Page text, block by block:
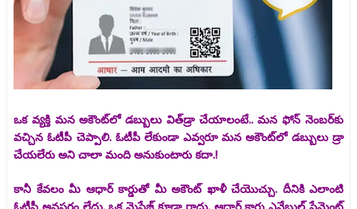
ఒక వ్యక్తి మన అకౌంట్‌లో డబ్బులు విత్‌డ్రా చేయాలంటే.. మన ఫోన్‌ నెంబర్‌కు
వచ్చిన ఓటీపీ చెప్పాలి. ఓటీపీ లేకుండా ఎవ్వరూ మన అకౌంట్‌లో డబ్బులు డ్రా
చేయలేరు అని చాలా మంది అనుకుంటారు కదా.!
కానీ కేవలం మీ ఆధార్‌ కార్డుతో మీ అకౌంట్‌ ఖాళీ చేయొచ్చు. దీనికి ఎలాంటి